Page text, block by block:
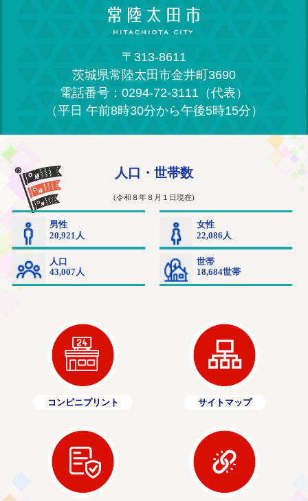
〒313-8611
茨城県常陸太田市金井町3690
電話番号：0294-72-3111（代表）
（平日 午前8時30分から午後5時15分）
コンビニプリント サイトマップ